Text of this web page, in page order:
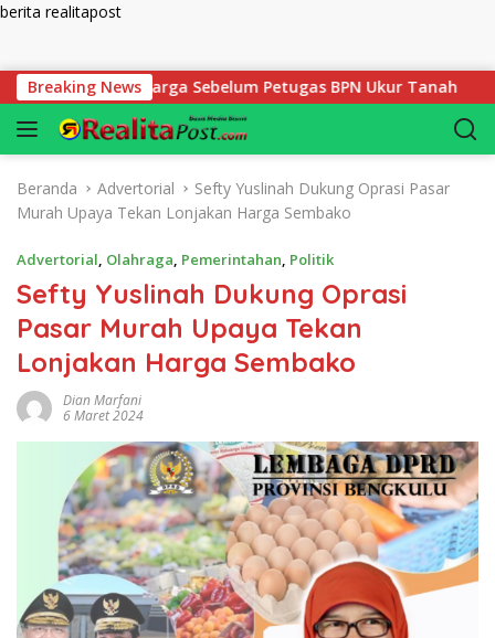
berita realitapost
Breaking News
Warga Sebelum Petugas BPN Ukur Tanah
Beranda Advertorial
Sefty Yuslinah Dukung Oprasi Pasar
Murah Upaya Tekan Lonjakan Harga Sembako
Advertorial, Olahraga, Pemerintahan, Politik
Sefty Yuslinah Dukung Oprasi
Pasar Murah Upaya Tekan
Lonjakan Harga Sembako
Dian Marfani
6 Maret 2024